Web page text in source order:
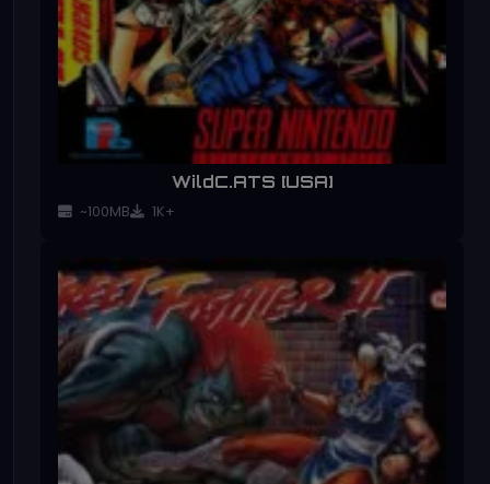
WildC.ATS [USA]
~100MB 1K+